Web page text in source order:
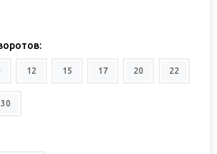
12 15 17 20 22
30